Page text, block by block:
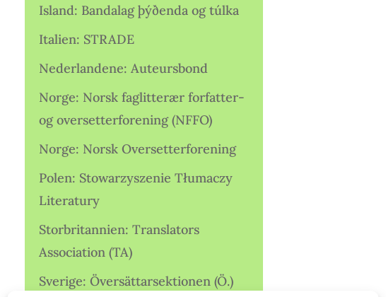
Island: Bandalag þýðenda og túlka
Italien: STRADE
Nederlandene: Auteursbond
Norge: Norsk faglitterær forfatter-
og oversetterforening (NFFO)
Norge: Norsk Oversetterforening
Polen: Stowarzyszenie Tłumaczy
Literatury
Storbritannien: Translators
Association (TA)
Sverige: Översättarsektionen (Ö.)